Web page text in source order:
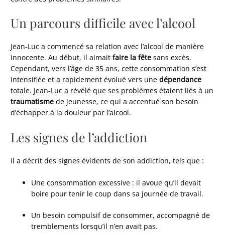
Un parcours difficile avec l’alcool
Jean-Luc a commencé sa relation avec l’alcool de manière
innocente. Au début, il aimaitfaire la fête sans excès.
Cependant, vers l’âge de 35 ans, cette consommation s’est
intensifiée et a rapidement évolué vers unedépendance
totale. Jean-Luc a révélé que ses problèmes étaient liés à un
traumatisme de jeunesse, ce qui a accentué son besoin
d’échapper à la douleur par l’alcool.
Les signes de l’addiction
Il a décrit des signes évidents de son addiction, tels que :
Une consommation excessive : il avoue qu’il devait
boire pour tenir le coup dans sa journée de travail.
Un besoin compulsif de consommer, accompagné de
tremblements lorsqu’il n’en avait pas.